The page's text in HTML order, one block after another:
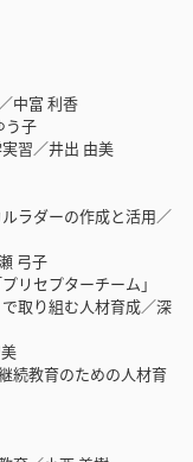
中富 利香
う子
習／井出 由美
ラダーの作成と活用／
弓子
リセプターチーム」
取り組む人材育成／深
続教育のための人材育